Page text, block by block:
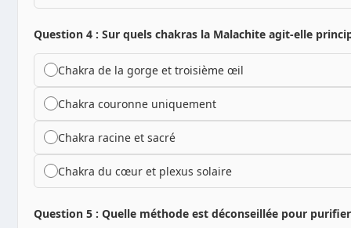
Question 4 : Sur quels chakras la Malachite agit-elle
Chakra de la gorge et troisième œil
Chakra couronne uniquement
Chakra racine et sacré
Chakra du cœur et plexus solaire
Question 5 : Quelle méthode est déconseillée pour